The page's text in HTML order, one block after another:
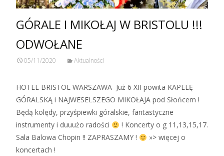
GÓRALE I MIKOŁAJ W BRISTOLU !!!
ODWOŁANE
05/11/2020 Aktualności
HOTEL BRISTOL WARSZAWA Już 6 XII powita KAPELĘ
GÓRALSKĄ i NAJWESELSZEGO MIKOŁAJA pod Słońcem !
Będą kolędy, przyśpiewki góralskie, fantastyczne
instrumenty i duuużo radości
! Koncerty o g 11,13,15,17.
Sala Balowa Chopin !! ZAPRASZAMY !
»> więcej o
koncertach !